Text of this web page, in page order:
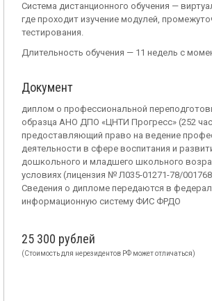
Система дистанционного обучения —
где проходит изучение модулей,
тестирования.
Длительность обучения — 11 недель с
Документ
диплом о профессиональной
образца АНО ДПО «ЦНТИ Прогресс» (252
предоставляющий право на ведение
деятельности в сфере воспитания и
дошкольного и младшего школьного
условиях (лицензия № Л035-01271-78/
Сведения о дипломе передаются в
информационную систему ФИС ФРДО
25 300 рублей
(Стоимость для нерезидентов РФ может отличаться)